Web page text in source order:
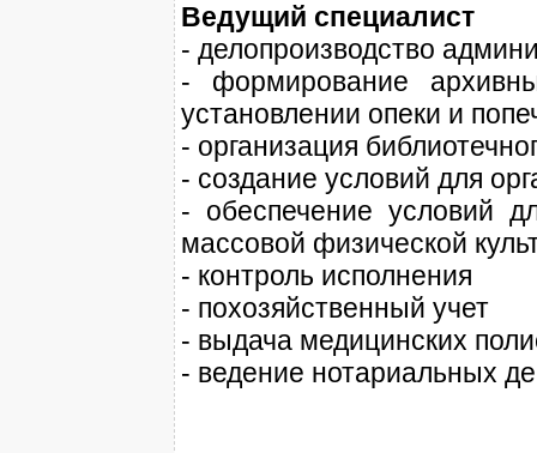
Ведущий специалист
- делопроизводство
- формирование
установлении опеки и
- организация
- создание условий для
- обеспечение условий
массовой физической
- контроль исполнения
- похозяйственный учет
- выдача медицинских
- ведение нотариальных